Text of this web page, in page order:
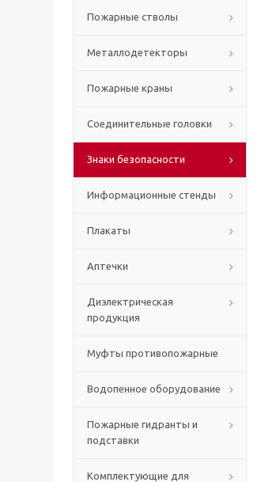
Пожарные стволы
Металлодетекторы
Пожарные краны
Соединительные головки
Знаки безопасности
Информационные стенды
Плакаты
Аптечки
Диэлектрическая
продукция
Муфты противопожарные
Водопенное оборудование
Пожарные гидранты и
подставки
Комплектующие для